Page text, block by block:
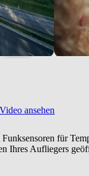
Video ansehen
für
Ihres Aufliegers